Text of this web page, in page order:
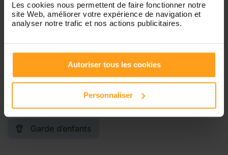
Les cookies nous permettent de faire fonctionner notre
site Web, améliorer votre expérience de navigation et
analyser notre trafic et nos actions publicitaires.
Autoriser tous les cookies
Personnaliser
Samedi Disponible de 00:00 à 00:00
Dimanche Disponible de 00:00 à 00:00
Services proposés
Garde d’enfants